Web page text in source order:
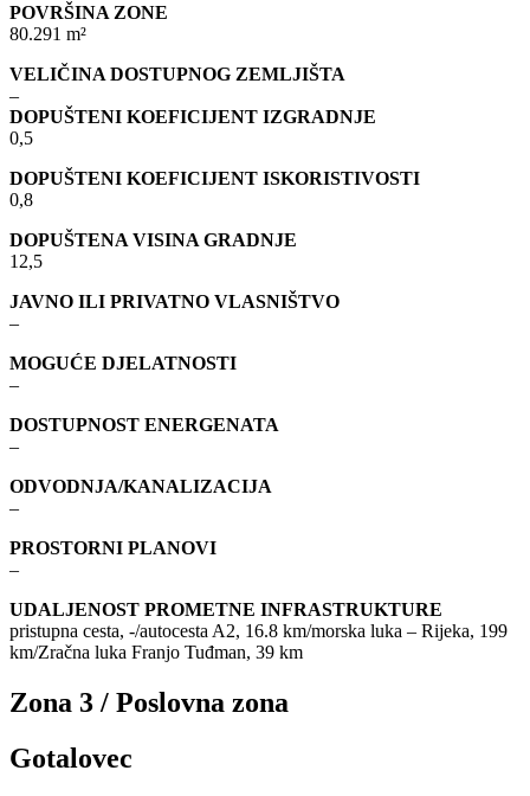
POVRŠINA ZONE
80.291 m²
VELIČINA DOSTUPNOG ZEMLJIŠTA
–
DOPUŠTENI KOEFICIJENT IZGRADNJE
0,5
DOPUŠTENI KOEFICIJENT ISKORISTIVOSTI
0,8
DOPUŠTENA VISINA GRADNJE
12,5
JAVNO ILI PRIVATNO VLASNIŠTVO
–
MOGUĆE DJELATNOSTI
–
DOSTUPNOST ENERGENATA
–
ODVODNJA/KANALIZACIJA
–
PROSTORNI PLANOVI
–
UDALJENOST PROMETNE INFRASTRUKTURE
pristupna cesta, -/autocesta A2, 16.8 km/morska luka – Rijeka, 199
km/Zračna luka Franjo Tuđman, 39 km
Zona 3 / Poslovna zona
Gotalovec